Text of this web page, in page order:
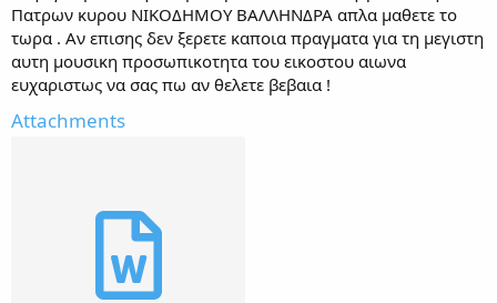
Πατρων κυρου ΝΙΚΟΔΗΜΟΥ ΒΑΛΛΗΝΔΡΑ απλα μαθετε το
τωρα . Αν επισης δεν ξερετε καποια πραγματα για τη μεγιστη
αυτη μουσικη προσωπικοτητα του εικοστου αιωνα
ευχαριστως να σας πω αν θελετε βεβαια !
Attachments